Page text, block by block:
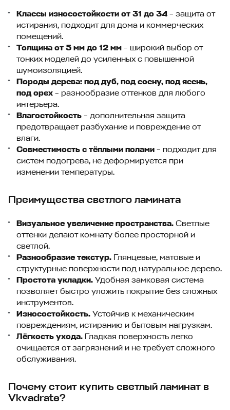
Классы износостойкости от 31 до 34 – защита от
истирания, подходит для дома и коммерческих
помещений.
Толщина от 5 мм до 12 мм – широкий выбор от
тонких моделей до усиленных с повышенной
шумоизоляцией.
Породы дерева: под дуб, под сосну, под ясень,
под орех – разнообразие оттенков для любого
интерьера.
Влагостойкость – дополнительная защита
предотвращает разбухание и повреждение от
влаги.
Совместимость с тёплыми полами – подходит для
систем подогрева, не деформируется при
изменении температуры.
Преимущества светлого ламината
Визуальное увеличение пространства. Светлые
оттенки делают комнату более просторной и
светлой.
Разнообразие текстур. Глянцевые, матовые и
структурные поверхности под натуральное дерево.
Простота укладки. Удобная замковая система
позволяет быстро уложить покрытие без сложных
инструментов.
Износостойкость. Устойчив к механическим
повреждениям, истиранию и бытовым нагрузкам.
Лёгкость ухода. Гладкая поверхность легко
очищается от загрязнений и не требует сложного
обслуживания.
Почему стоит купить светлый ламинат в
Vkvadrate?